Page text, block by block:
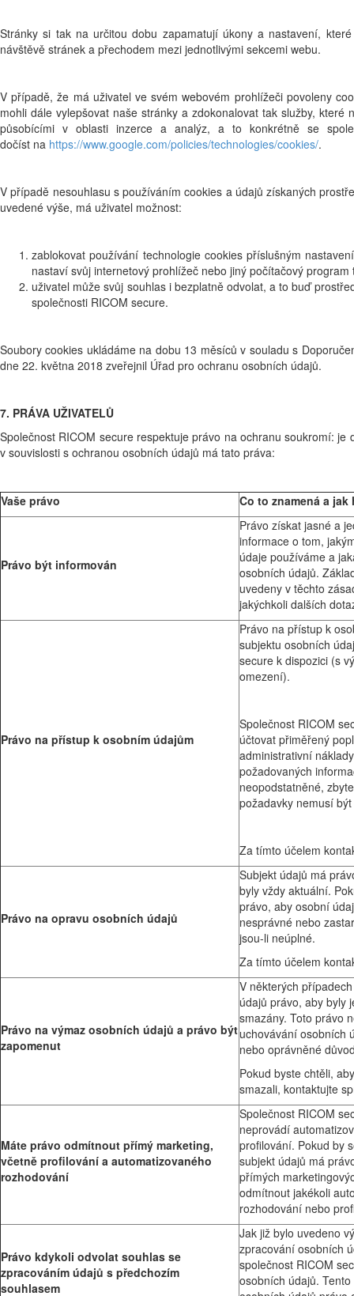
Stránky si tak na určitou dobu zapamatují úkony a nastavení,
návštěvě stránek a přechodem mezi jednotlivými sekcemi webu.
V případě, že má uživatel ve svém webovém prohlížeči povoleny
mohli dále vylepšovat naše stránky a zdokonalovat tak služby,
působícími v oblasti inzerce a analýz, a to konkrétně se
dočíst na https://www.google.com/policies/technologies/cookies/.
V případě nesouhlasu s používáním cookies a údajů získaných
uvedené výše, má uživatel možnost:
zablokovat používání technologie cookies příslušným
nastaví svůj internetový prohlížeč nebo jiný počítačový
uživatel může svůj souhlas i bezplatně odvolat, a to buď
společnosti RICOM secure.
Soubory cookies ukládáme na dobu 13 měsíců v souladu s
dne 22. května 2018 zveřejnil Úřad pro ochranu osobních údajů.
7. PRÁVA UŽIVATELŮ
Společnost RICOM secure respektuje právo na ochranu soukromí:
v souvislosti s ochranou osobních údajů má tato práva:
Vaše právo Co to znamená a
Právo být informován
Právo získat jasné a
informace o tom,
údaje používáme a
osobních údajů.
uvedeny v těchto
jakýchkoli dalších
Právo na přístup k osobním údajům
Právo na přístup k
subjektu osobních
secure k dispozici (s
omezení).
Společnost RICOM
účtovat přiměřený
administrativní
požadovaných
neopodstatněné,
požadavky nemusí
Za tímto účelem
Právo na opravu osobních údajů
Subjekt údajů má
byly vždy aktuální.
právo, aby osobní
nesprávné nebo
jsou-li neúplné.
Za tímto účelem
Právo na výmaz osobních údajů a právo být
zapomenut
V některých
údajů právo, aby byly
smazány. Toto právo
uchovávání osobních
nebo oprávněné
Pokud byste chtěli,
smazali, kontaktujte
Máte právo odmítnout přímý marketing,
včetně profilování a automatizovaného
rozhodování
Společnost RICOM
neprovádí
profilování. Pokud by
subjekt údajů má
přímých
odmítnout jakékoli
rozhodování nebo
Právo kdykoli odvolat souhlas se
zpracováním údajů s předchozím
souhlasem
Jak již bylo uvedeno
zpracování osobních
společnost RICOM
osobních údajů.